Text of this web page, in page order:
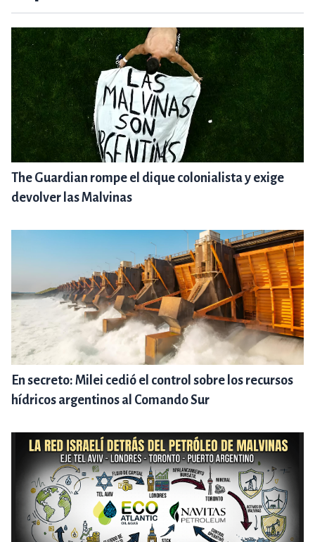
The Guardian rompe el dique colonialista y exige
devolver las Malvinas
En secreto: Milei cedió el control sobre los recursos
hídricos argentinos al Comando Sur